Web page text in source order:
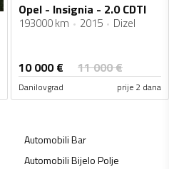
Opel - Insignia - 2.0 CDTI
193000 km 2015 Dizel
10 000€ 11 000€
Danilovgrad prije 2 dana
AutomobiliBar
AutomobiliBijelo Polje